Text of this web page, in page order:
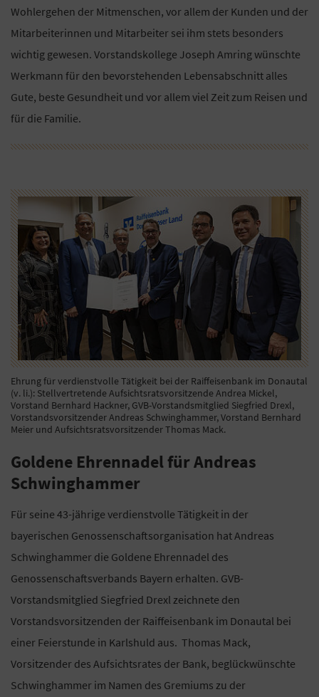
Wohlergehen der Mitmenschen, vor allem der Kunden und der
Mitarbeiterinnen und Mitarbeiter sei ihm stets besonders
wichtig gewesen. Vorstandskollege Joseph Amring wünschte
Werkmann für den bevorstehenden Lebensabschnitt alles
Gute, beste Gesundheit und vor allem viel Zeit zum Reisen und
für die Familie.
Ehrung für verdienstvolle Tätigkeit bei der Raiffeisenbank im Donautal
(v. li.): Stellvertretende Aufsichtsratsvorsitzende Andrea Mickel,
Vorstand Bernhard Hackner, GVB-Vorstandsmitglied Siegfried Drexl,
Vorstandsvorsitzender Andreas Schwinghammer, Vorstand Bernhard
Meier und Aufsichtsratsvorsitzender Thomas Mack.
Goldene Ehrennadel für Andreas
Schwinghammer
Für seine 43-jährige verdienstvolle Tätigkeit in der
bayerischen Genossenschaftsorganisation hat Andreas
Schwinghammer die Goldene Ehrennadel des
Genossenschaftsverbands Bayern erhalten. GVB-
Vorstandsmitglied Siegfried Drexl zeichnete den
Vorstandsvorsitzenden der Raiffeisenbank im Donautal bei
einer Feierstunde in Karlshuld aus. Thomas Mack,
Vorsitzender des Aufsichtsrates der Bank, beglückwünschte
Schwinghammer im Namen des Gremiums zu der